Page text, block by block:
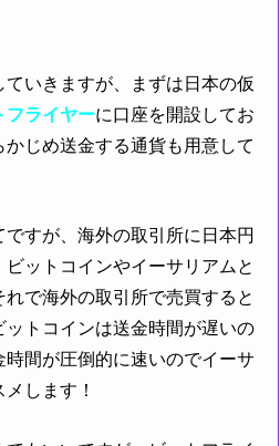
いきますが、まずは日本の仮
フライヤーに口座を開設してお
じめ送金する通貨も用意して
すが、海外の取引所に日本円
ットコインやイーサリアムと
れで海外の取引所で売買すると
ットコインは送金時間が遅いの
時間が圧倒的に速いのでイーサ
します！